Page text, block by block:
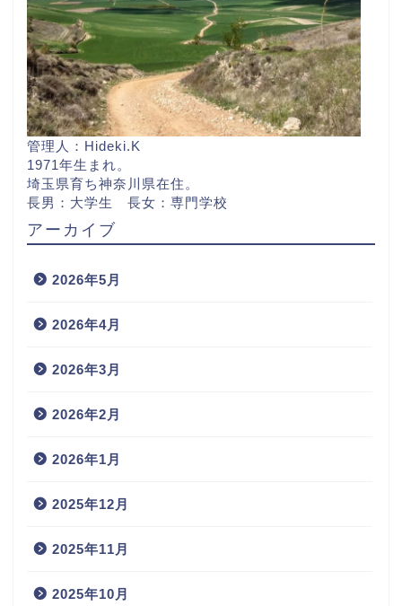
管理人：Hideki.K
1971年生まれ。
埼玉県育ち神奈川県在住。
長男：大学生 長女：専門学校
アーカイブ
2026年5月
2026年4月
2026年3月
2026年2月
2026年1月
2025年12月
2025年11月
2025年10月